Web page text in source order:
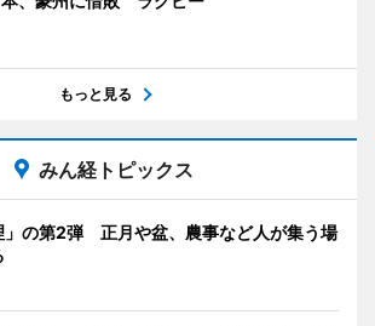
もっと見る
みん経トピックス
」の第2弾 正月や盆、農事など人が集う場